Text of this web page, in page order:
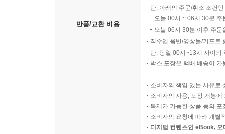
반품/교환 비용
단, 아래의 주문/취소 조건
오늘 00시 ~ 06시 30분
오늘 06시 30분 이후 주
직수입 음반/영상물/기프트
단, 당일 00시~13시 사이의
박스 포장은 택배 배송이
소비자의 책임 있는 사유로
소비자의 사용, 포장 개봉
복제가 가능한 상품 등의
소비자의 요청에 따라 개별
디지털 컨텐츠인 eBook,